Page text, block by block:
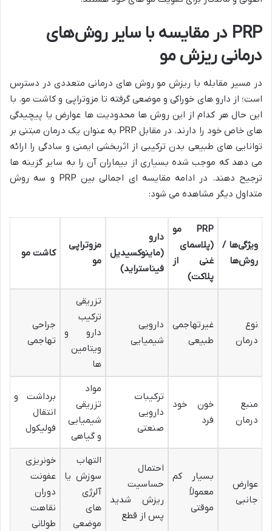
PRP در مقایسه با سایر روش‌های
درمانی ریزش مو
در مسیر مقابله با ریزش مو روش‌ های درمانی متعددی در دسترس
است؛ از دارو های خوراکی و موضعی گرفته تا مزوتراپی و کاشت مو. با
این حال هر کدام از این روش‌ ها محدودیت‌ ها عوارض یا پیچیدگی‌
های خاص خود را دارند. در مقابل PRP به‌ عنوان یک درمان مبتنی بر
توانایی‌ های طبیعی بدن ترکیبی از اثربخشی ایمنی و سادگی را ارائه
می‌ دهد که موجب شده بسیاری از بیماران آن را به سایر گزینه‌ ها
ترجیح دهند. در ادامه مقایسه‌ ای اجمالی بین
PRP و سه روش
متداول دیگر مشاهده می‌ شود:
ویژگی‌ها /
روش‌ها
PRP
مو
(پلاسمای
غنی از
پلاکت)
دارو
(ماینوکسیدیل
فیناستراید)
مزوتراپی
مو
کاشت مو
نوع
درمان
غیرتهاجمی
طبیعی
دارویی
شیمیایی
تزریقی
ترکیب
دارو و
ویتامین‌
ها
جراحی
تهاجمی
منبع
درمان
خون خود
فرد
ترکیبات
دارویی
صنعتی
مواد
تزریقی
شیمیایی
و گیاهی
برداشت و
انتقال
فولیکول
عوارض
جانبی
بسیار کم
معمولاً
موقتی
احتمال
حساسیت
ریزش شدید
پس از قطع
التهاب
سوزش یا
آلرژی‌
های
موضعی
خونریزی
عفونت
دوران
نقاهت
طولانی